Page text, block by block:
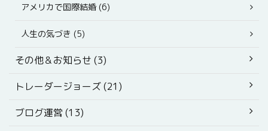
アメリカで国際結婚 (6)
人生の気づき (5)
その他＆お知らせ (3)
トレーダージョーズ (21)
ブログ運営 (13)